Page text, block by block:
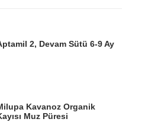
2, Devam Sütü 6-9 Ay
Kavanoz Organik
Muz Püresi